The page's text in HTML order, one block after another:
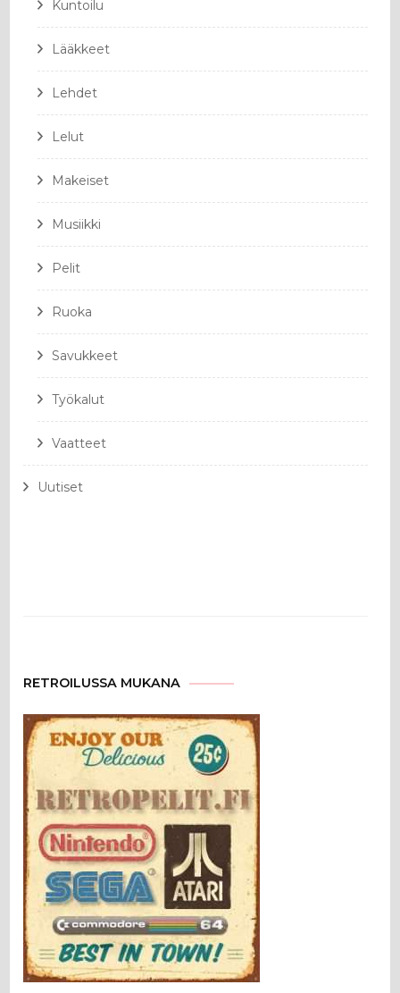
Kuntoilu
Lääkkeet
Lehdet
Lelut
Makeiset
Musiikki
Pelit
Ruoka
Savukkeet
Työkalut
Vaatteet
Uutiset
RETROILUSSA MUKANA